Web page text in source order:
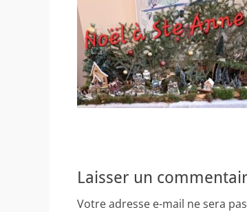
Laisser un
Votre adresse e-mail ne sera